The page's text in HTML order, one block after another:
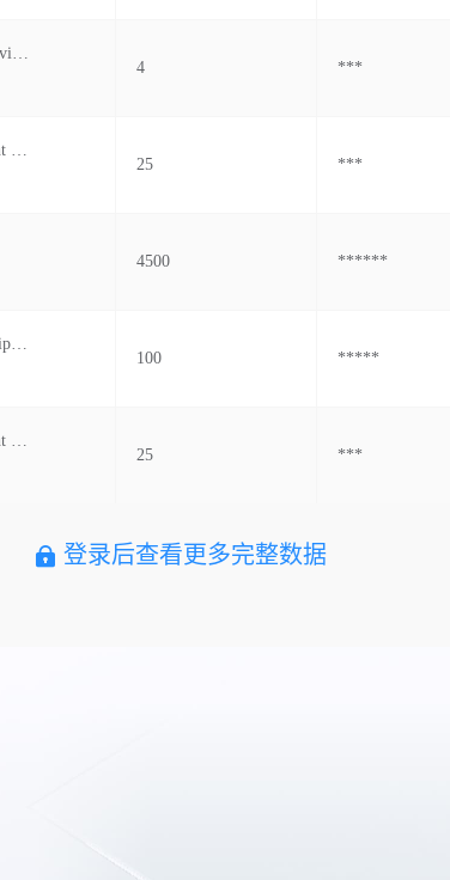
Công Ty Tnhh Kangnam Jevisco Việt Nam
4 ***
Công Ty Tnhh Nippon Paint Việt Nam Hà Nội
25 ***
4500 ******
Nippon Paint Coatings Philippines
100 *****
Công Ty Tnhh Nippon Paint Vĩnh Phúc
25 ***
登录后查看更多完整数据